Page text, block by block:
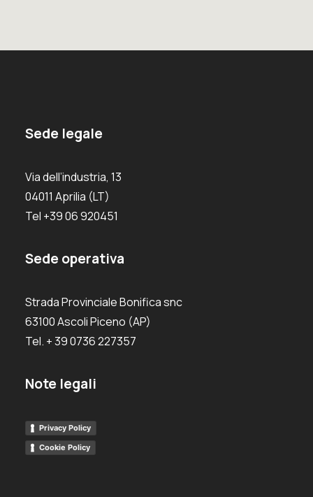
Sede legale
Via dell’industria, 13
04011 Aprilia (LT)
Tel +39 06 920451
Sede operativa
Strada Provinciale Bonifica snc
63100 Ascoli Piceno (AP)
Tel. + 39 0736 227357
Note legali
Privacy Policy
Cookie Policy